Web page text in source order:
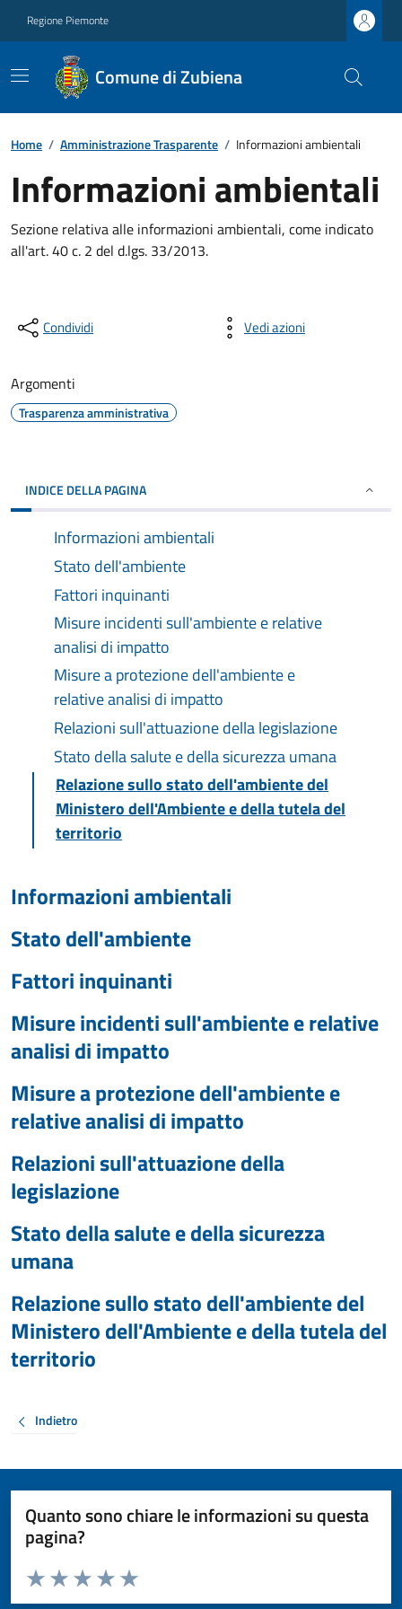
Regione Piemonte
Comune di Zubiena
Home / Amministrazione Trasparente / Informazioni ambientali
Informazioni ambientali
Sezione relativa alle informazioni ambientali, come indicato
all'art. 40 c. 2 del d.lgs. 33/2013.
Condividi Vedi azioni
Argomenti
Trasparenza amministrativa
INDICE DELLA PAGINA
Informazioni ambientali
Stato dell'ambiente
Fattori inquinanti
Misure incidenti sull'ambiente e relative
analisi di impatto
Misure a protezione dell'ambiente e
relative analisi di impatto
Relazioni sull'attuazione della legislazione
Stato della salute e della sicurezza umana
Relazione sullo stato dell'ambiente del
Ministero dell'Ambiente e della tutela del
territorio
Informazioni ambientali
Stato dell'ambiente
Fattori inquinanti
Misure incidenti sull'ambiente e relative
analisi di impatto
Misure a protezione dell'ambiente e
relative analisi di impatto
Relazioni sull'attuazione della
legislazione
Stato della salute e della sicurezza
umana
Relazione sullo stato dell'ambiente del
Ministero dell'Ambiente e della tutela del
territorio
Indietro
Quanto sono chiare le informazioni su questa
pagina?
Valuta da 1 a 5 stelle la pagina
Valuta 5 stelle su 5
Valuta 4 stelle su 5
Valuta 3 stelle su 5
Valuta 2 stelle su 5
Valuta 1 stelle su 5